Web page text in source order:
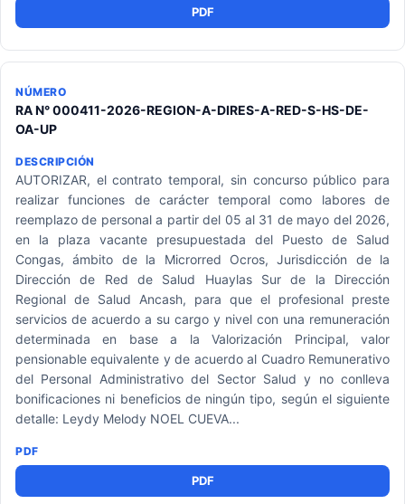
PDF
RA N° 000411-2026-REGION-A-DIRES-A-RED-S-HS-DE-
OA-UP
AUTORIZAR, el contrato temporal, sin concurso público para
realizar funciones de carácter temporal como labores de
reemplazo de personal a partir del 05 al 31 de mayo del 2026,
en la plaza vacante presupuestada del Puesto de Salud
Congas, ámbito de la Microrred Ocros, Jurisdicción de la
Dirección de Red de Salud Huaylas Sur de la Dirección
Regional de Salud Ancash, para que el profesional preste
servicios de acuerdo a su cargo y nivel con una remuneración
determinada en base a la Valorización Principal, valor
pensionable equivalente y de acuerdo al Cuadro Remunerativo
del Personal Administrativo del Sector Salud y no conlleva
bonificaciones ni beneficios de ningún tipo, según el siguiente
detalle: Leydy Melody NOEL CUEVA...
PDF